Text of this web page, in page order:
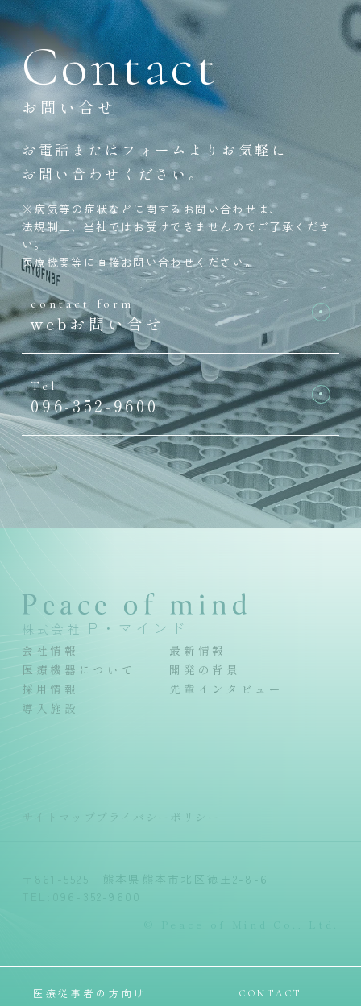
医療従事者の方向け CONTACT
Contact
お問い合せ
お電話またはフォームよりお気軽に
お問い合わせください。
※病気等の症状などに関するお問い合わせは、
法規制上、当社ではお受けできませんのでご了承くださ
い。
医療機関等に直接お問い合わせください。
contact form
webお問い合せ
Tel
096-352-9600
株式会社 P・マインド
会社情報
最新情報
医療機器について
開発の背景
採用情報
先輩インタビュー
導入施設
サイトマップ プライバシーポリシー
〒861-5525 熊本県熊本市北区徳王2-8-6